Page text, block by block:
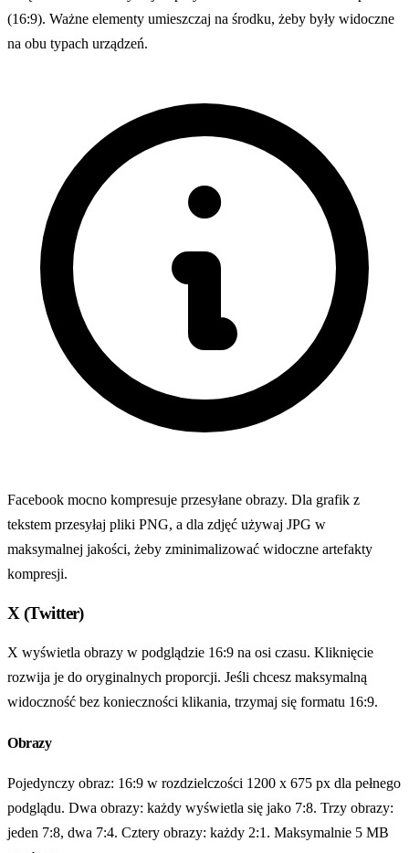
(16:9). Ważne elementy umieszczaj na środku, żeby były widoczne
na obu typach urządzeń.
Facebook mocno kompresuje przesyłane obrazy. Dla grafik z
tekstem przesyłaj pliki PNG, a dla zdjęć używaj JPG w
maksymalnej jakości, żeby zminimalizować widoczne artefakty
kompresji.
X (Twitter)
X wyświetla obrazy w podglądzie 16:9 na osi czasu. Kliknięcie
rozwija je do oryginalnych proporcji. Jeśli chcesz maksymalną
widoczność bez konieczności klikania, trzymaj się formatu 16:9.
Obrazy
Pojedynczy obraz: 16:9 w rozdzielczości 1200 x 675 px dla pełnego
podglądu. Dwa obrazy: każdy wyświetla się jako 7:8. Trzy obrazy:
jeden 7:8, dwa 7:4. Cztery obrazy: każdy 2:1. Maksymalnie 5 MB